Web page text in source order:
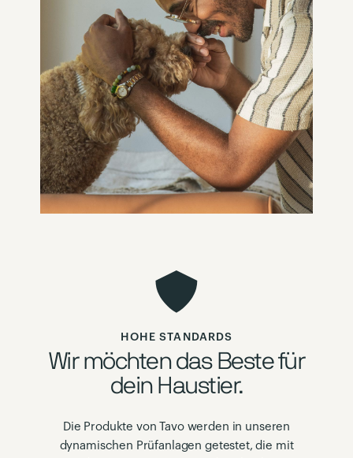
HOHE STANDARDS
Wir möchten das Beste für
dein Haustier.
Die Produkte von Tavo werden in unseren
dynamischen Prüfanlagen getestet, die mit